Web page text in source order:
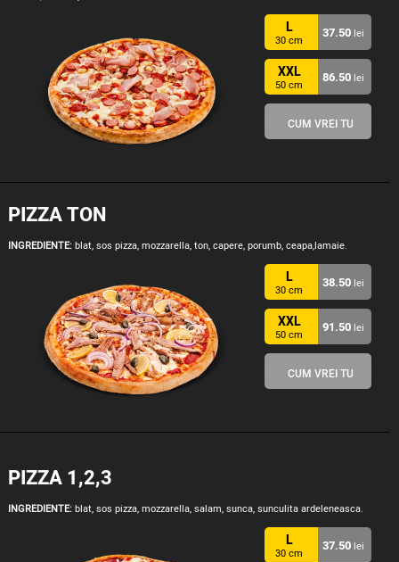
L
30 cm 37.50 lei
XXL
50 cm 86.50 lei
CUM VREI TU
PIZZA TON
INGREDIENTE:blat, sos pizza, mozzarella, ton, capere, porumb, ceapa,lamaie.
L
30 cm 38.50 lei
XXL
50 cm 91.50 lei
CUM VREI TU
PIZZA 1,2,3
INGREDIENTE:blat, sos pizza, mozzarella, salam, sunca, sunculita ardeleneasca.
L
30 cm 37.50 lei